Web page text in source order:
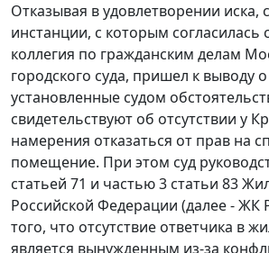
Отказывая в удовлетворении иска,
инстанции, с которым согласилась
коллегия по гражданским делам
городского суда, пришел к выводу
установленные судом
свидетельствуют об отсутствии у
намерения отказаться от прав на
помещение. При этом суд
статьей 71 и частью 3 статьи 83
Российской Федерации (далее - ЖК
того, что отсутствие ответчика в
является вынужденным из-за